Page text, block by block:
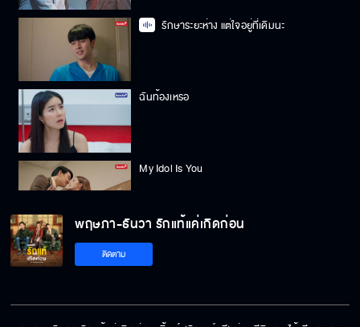
รักษาระยะห่าง แต่ใจอยู่ที่เดิมนะ
ฉันท้องเหรอ
My Idol Is You
ทำไมเราถึงเริ่มต้นใหม่ไม่ได้
พฤษภา-ธันวา รักแท้แค่เกิดก่อน
ติดตาม